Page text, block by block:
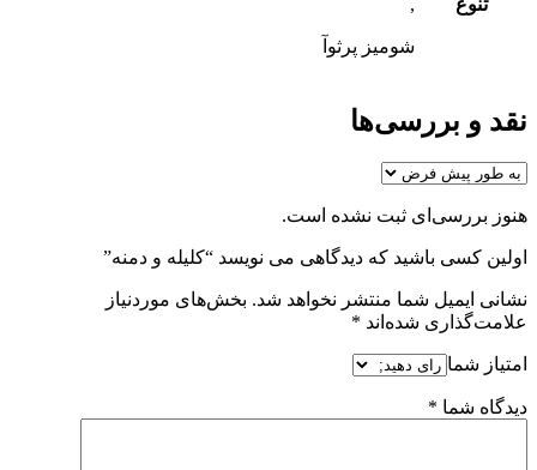
تنوع
,
شومیز پرثوآ
نقد و بررسی‌ها
هنوز بررسی‌ای ثبت نشده است.
اولین کسی باشید که دیدگاهی می نویسد “کلیله و دمنه”
نشانی ایمیل شما منتشر نخواهد شد. بخش‌های موردنیاز
علامت‌گذاری شده‌اند *
امتیاز شما
دیدگاه شما *